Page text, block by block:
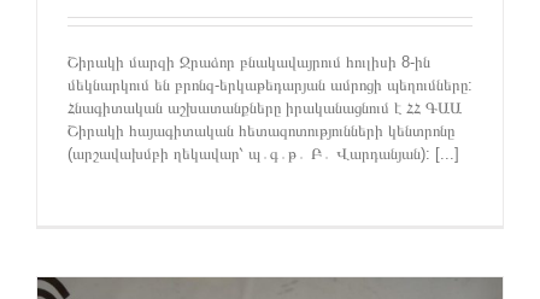
Շիրակի մարզի Ջրաձոր բնակավայրում հուլիսի 8-ին
մեկնարկում են բրոնզ-երկաթեդարյան ամրոցի պեղումները:
Հնագիտական աշխատանքները իրականացնում է ՀՀ ԳԱԱ
Շիրակի հայագիտական հետազոտությունների կենտրոնը
(արշավախմբի ղեկավար՝ պ․գ․թ․ Բ․ Վարդանյան): [...]